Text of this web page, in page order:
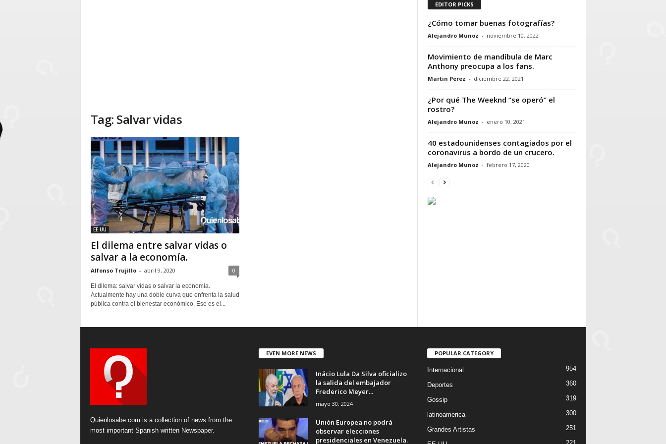
Tag: Salvar vidas
EE.UU
El dilema entre salvar vidas o
salvar a la economía.
Alfonso Trujillo - abril 9, 2020 0
El dilema: salvar vidas o salvar la economía.
Actualmente hay una doble curva que enfrenta la salud
pública contra el bienestar económico. Ese es el...
EDITOR PICKS
¿Cómo tomar buenas fotografías?
Alejandro Munoz - noviembre 10, 2022
Movimiento de mandíbula de Marc
Anthony preocupa a los fans.
Martin Perez - diciembre 22, 2021
¿Por qué The Weeknd “se operó” el
rostro?
Alejandro Munoz - enero 10, 2021
40 estadounidenses contagiados por el
coronavirus a bordo de un crucero.
Alejandro Munoz - febrero 17, 2020
Quienlosabe.com is a collection of news from the
most important Spanish written Newspaper.
EVEN MORE NEWS
Inácio Lula Da Silva oficializo
la salida del embajador
Frederico Meyer...
mayo 30, 2024
Unión Europea no podrá
observar elecciones
presidenciales en Venezuela.
POPULAR CATEGORY
Internacional 954
Deportes 360
Gossip 319
latinoamerica 300
Grandes Artistas 251